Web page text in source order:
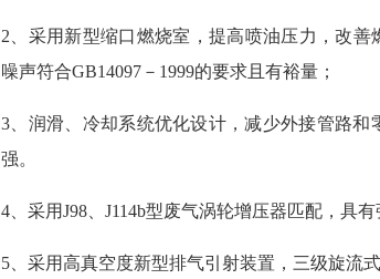
2、采用新型缩口燃烧室，提高喷油压力，改善
噪声符合GB14097－1999的要求且有裕量；
3、润滑、冷却系统优化设计，减少外接管路
强。
4、采用J98、J114b型废气涡轮增压器匹配，具
5、采用高真空度新型排气引射装置，三级旋流